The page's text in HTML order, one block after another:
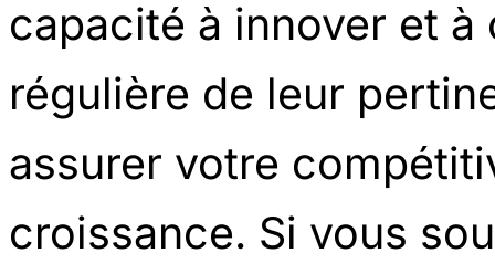
capacité à innover et
régulière de leur
assurer votre
croissance. Si vous